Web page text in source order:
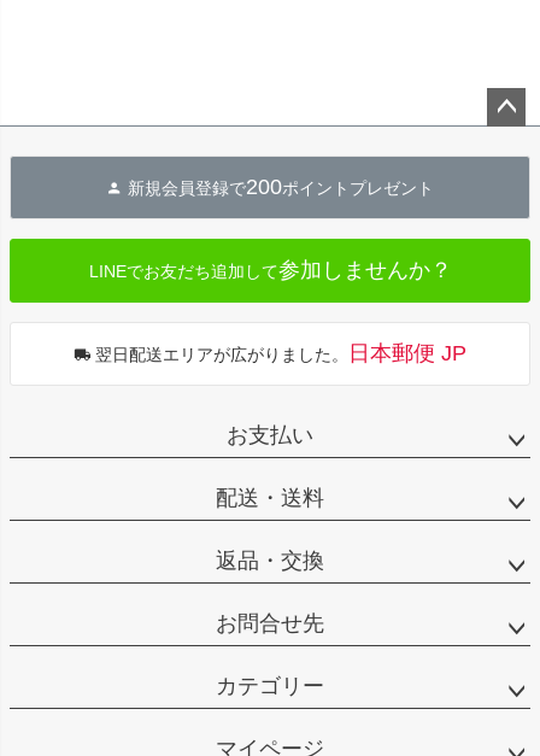
へ
新規会員登録で200ポイントプレゼント
LINEでお友だち追加して参加しませんか？
翌日配送エリアが広がりました。 日本郵便 JP
お支払い
配送・送料
返品・交換
お問合せ先
カテゴリー
マイページ